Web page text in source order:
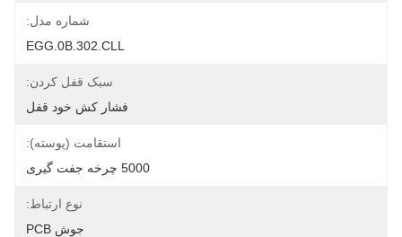
شماره مدل:
EGG.0B.302.CLL
سبک قفل کردن:
فشار کش خود قفل
استقامت (پوسته):
5000 چرخه جفت گیری
نوع ارتباط:
جوش PCB